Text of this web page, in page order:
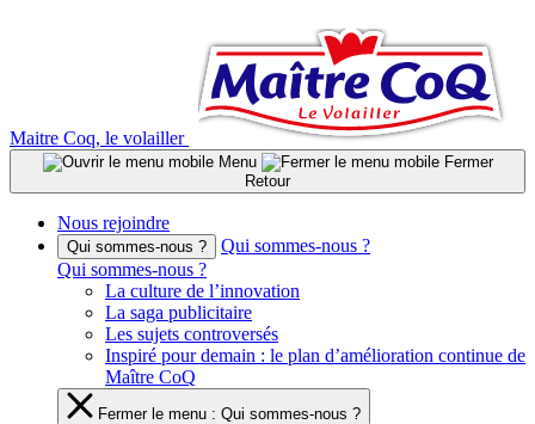
Maitre Coq, le volailler
Menu
Fermer
Retour
Nous rejoindre
Qui sommes-nous ?
Qui sommes-nous ?
Qui sommes-nous ?
La culture de l’innovation
La saga publicitaire
Les sujets controversés
Inspiré pour demain : le plan d’amélioration continue de
Maître CoQ
Fermer le menu : Qui sommes-nous ?